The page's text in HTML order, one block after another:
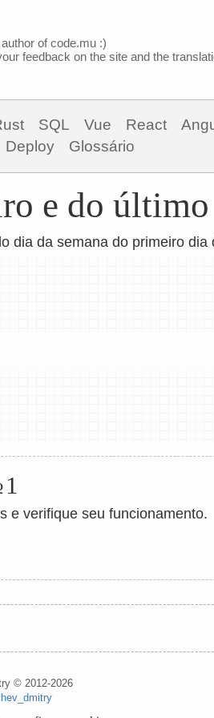
of code.mu :)
feedback on the site and the
SQL Vue React
Deploy Glossário
e do
dia da semana do primeiro dia
e verifique seu funcionamento.
© 2012-2026